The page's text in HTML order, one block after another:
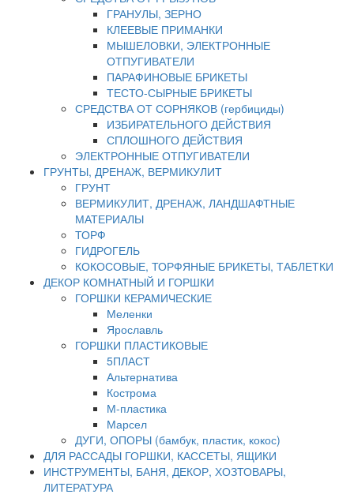
ГРАНУЛЫ, ЗЕРНО
КЛЕЕВЫЕ ПРИМАНКИ
МЫШЕЛОВКИ, ЭЛЕКТРОННЫЕ
ОТПУГИВАТЕЛИ
ПАРАФИНОВЫЕ БРИКЕТЫ
ТЕСТО-СЫРНЫЕ БРИКЕТЫ
СРЕДСТВА ОТ СОРНЯКОВ (гербициды)
ИЗБИРАТЕЛЬНОГО ДЕЙСТВИЯ
СПЛОШНОГО ДЕЙСТВИЯ
ЭЛЕКТРОННЫЕ ОТПУГИВАТЕЛИ
ГРУНТЫ, ДРЕНАЖ, ВЕРМИКУЛИТ
ГРУНТ
ВЕРМИКУЛИТ, ДРЕНАЖ, ЛАНДШАФТНЫЕ
МАТЕРИАЛЫ
ТОРФ
ГИДРОГЕЛЬ
КОКОСОВЫЕ, ТОРФЯНЫЕ БРИКЕТЫ, ТАБЛЕТКИ
ДЕКОР КОМНАТНЫЙ И ГОРШКИ
ГОРШКИ КЕРАМИЧЕСКИЕ
Меленки
Ярославль
ГОРШКИ ПЛАСТИКОВЫЕ
5ПЛАСТ
Альтернатива
Кострома
М-пластика
Марсел
ДУГИ, ОПОРЫ (бамбук, пластик, кокос)
ДЛЯ РАССАДЫ ГОРШКИ, КАССЕТЫ, ЯЩИКИ
ИНСТРУМЕНТЫ, БАНЯ, ДЕКОР, ХОЗТОВАРЫ,
ЛИТЕРАТУРА